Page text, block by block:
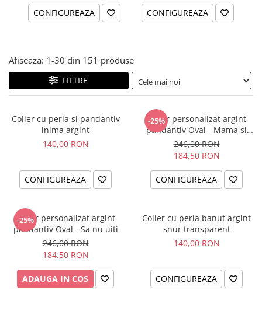
CONFIGUREAZA CONFIGUREAZA
Afiseaza: 1-30 din 151 produse
FILTRE
Colier cu perla si pandantiv
inima argint
140,00 RON
CONFIGUREAZA
-25%
Colier personalizat argint
pandantiv Oval - Mama si
Bebelus
246,00 RON
184,50 RON
CONFIGUREAZA
-25%
Colier personalizat argint
pandantiv Oval - Sa nu uiti
246,00 RON
184,50 RON
ADAUGA IN COS
Colier cu perla banut argint
snur transparent
140,00 RON
CONFIGUREAZA